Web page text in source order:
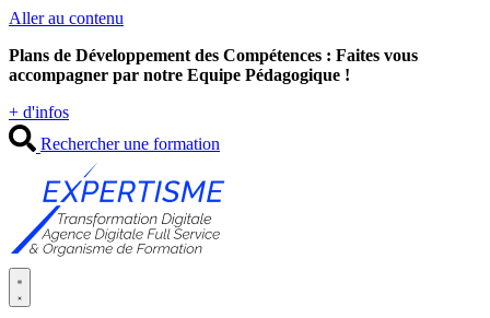
Aller au contenu
Plans de Développement des Compétences : Faites vous
accompagner par notre Equipe Pédagogique !
+ d'infos
Rechercher une formation